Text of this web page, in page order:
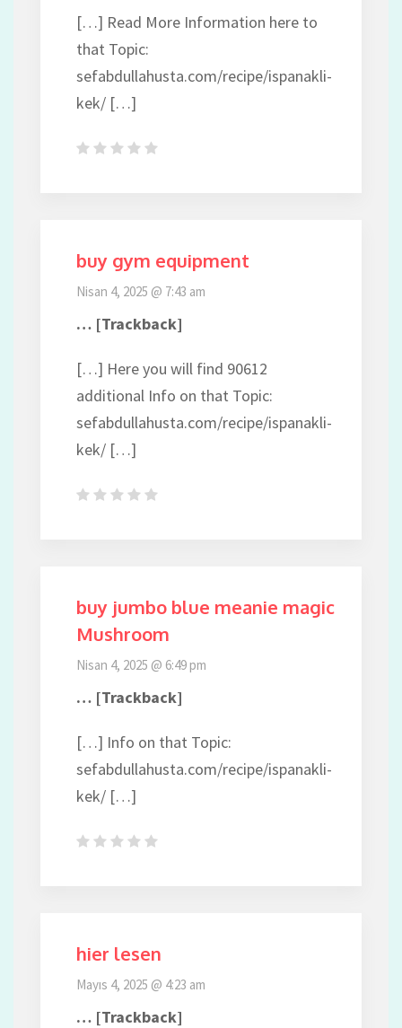
[…] Read More Information here to
that Topic:
sefabdullahusta.com/recipe/ispanakli-
kek/ […]
buy gym equipment
Nisan 4, 2025 @ 7:43 am
… [Trackback]
[…] Here you will find 90612
additional Info on that Topic:
sefabdullahusta.com/recipe/ispanakli-
kek/ […]
buy jumbo blue meanie magic
Mushroom
Nisan 4, 2025 @ 6:49 pm
… [Trackback]
[…] Info on that Topic:
sefabdullahusta.com/recipe/ispanakli-
kek/ […]
hier lesen
Mayıs 4, 2025 @ 4:23 am
… [Trackback]